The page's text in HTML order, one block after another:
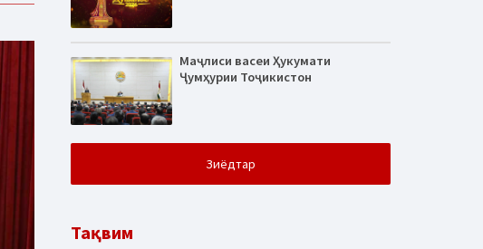
Маҷлиси васеи Ҳукумати
Ҷумҳурии Тоҷикистон
Зиёдтар
Тақвим